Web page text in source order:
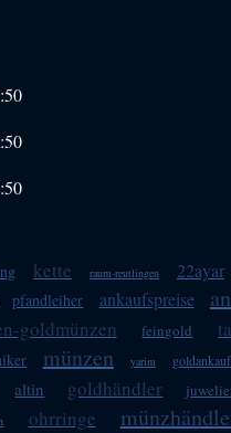
kette raum-reutlingen 22ayar
pfandleiher ankaufspreise
goldmünzen feingold
münzen yarim
altin goldhändler
ohrringe